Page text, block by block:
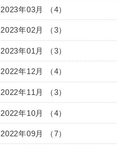
2023年03月 （4）
2023年02月 （3）
2023年01月 （3）
2022年12月 （4）
2022年11月 （3）
2022年10月 （4）
2022年09月 （7）